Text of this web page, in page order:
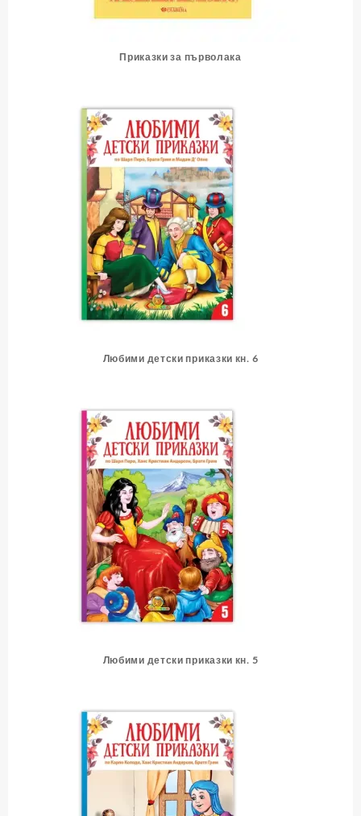
Приказки за първолака
Любими детски приказки кн. 6
Любими детски приказки кн. 5